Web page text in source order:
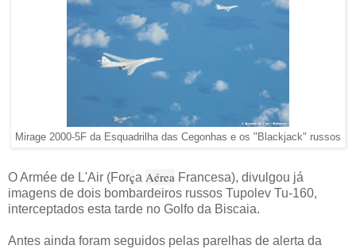
Mirage 2000-5F da Esquadrilha das Cegonhas e os "Blackjack" russos
O Armée de L'Air (Força Aérea Francesa), divulgou já
imagens de dois bombardeiros russos Tupolev Tu-160,
interceptados esta tarde no Golfo da Biscaia.
Antes ainda foram seguidos pelas parelhas de alerta da